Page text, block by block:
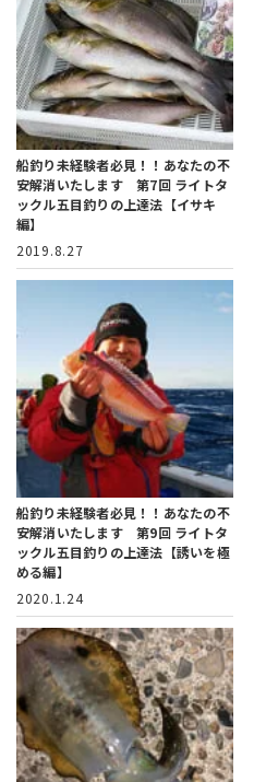
船釣り未経験者必見！！あなたの不
安解消いたします 第7回 ライトタ
ックル五目釣りの上達法【イサキ
編】
2019.8.27
船釣り未経験者必見！！あなたの不
安解消いたします 第9回 ライトタ
ックル五目釣りの上達法【誘いを極
める編】
2020.1.24